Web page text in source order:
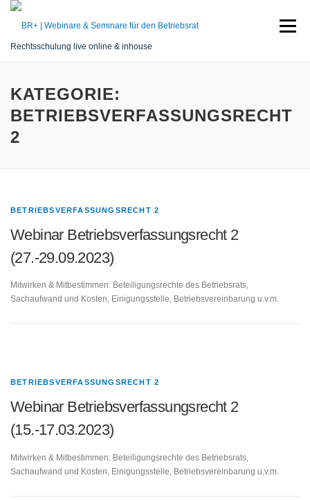
Zum
Rechtsschulung live online & inhouse
Menü
START SEMINARE
KATEGORIE:
BETRIEBSVERFASSUNGSRECHT
2
BETRIEBSVERFASSUNGSRECHT 2
Webinar Betriebsverfassungsrecht 2
(27.-29.09.2023)
Mitwirken & Mitbestimmen: Beteiligungsrechte des Betriebsrats,
Sachaufwand und Kosten, Einigungsstelle, Betriebsvereinbarung u.v.m.
BETRIEBSVERFASSUNGSRECHT 2
Webinar Betriebsverfassungsrecht 2
(15.-17.03.2023)
Mitwirken & Mitbestimmen: Beteiligungsrechte des Betriebsrats,
Sachaufwand und Kosten, Einigungsstelle, Betriebsvereinbarung u.v.m.